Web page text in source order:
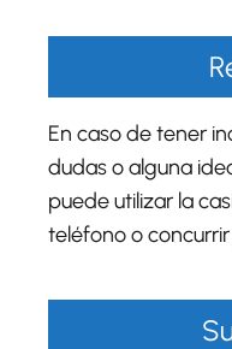
En caso de tener
dudas o alguna
puede utilizar la
teléfono o